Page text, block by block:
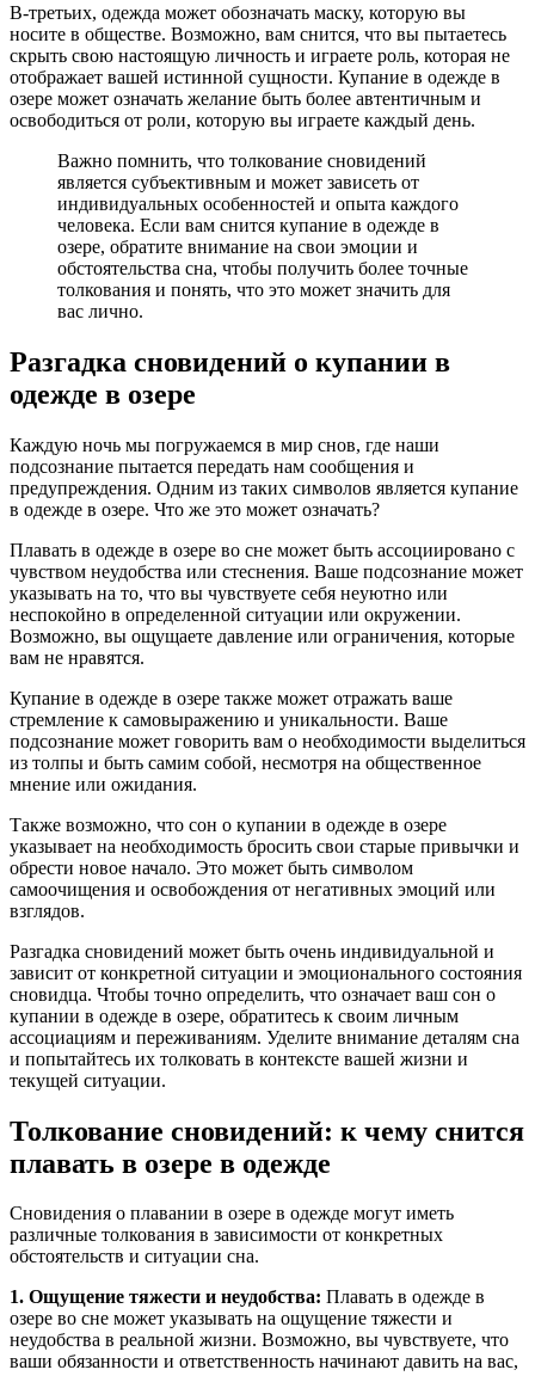
В-третьих, одежда может обозначать маску, которую вы
носите в обществе. Возможно, вам снится, что вы пытаетесь
скрыть свою настоящую личность и играете роль, которая не
отображает вашей истинной сущности. Купание в одежде в
озере может означать желание быть более автентичным и
освободиться от роли, которую вы играете каждый день.
Важно помнить, что толкование сновидений
является субъективным и может зависеть от
индивидуальных особенностей и опыта каждого
человека. Если вам снится купание в одежде в
озере, обратите внимание на свои эмоции и
обстоятельства сна, чтобы получить более точные
толкования и понять, что это может значить для
вас лично.
Разгадка сновидений о купании в
одежде в озере
Каждую ночь мы погружаемся в мир снов, где наши
подсознание пытается передать нам сообщения и
предупреждения. Одним из таких символов является купание
в одежде в озере. Что же это может означать?
Плавать в одежде в озере во сне может быть ассоциировано с
чувством неудобства или стеснения. Ваше подсознание может
указывать на то, что вы чувствуете себя неуютно или
неспокойно в определенной ситуации или окружении.
Возможно, вы ощущаете давление или ограничения, которые
вам не нравятся.
Купание в одежде в озере также может отражать ваше
стремление к самовыражению и уникальности. Ваше
подсознание может говорить вам о необходимости выделиться
из толпы и быть самим собой, несмотря на общественное
мнение или ожидания.
Также возможно, что сон о купании в одежде в озере
указывает на необходимость бросить свои старые привычки и
обрести новое начало. Это может быть символом
самоочищения и освобождения от негативных эмоций или
взглядов.
Разгадка сновидений может быть очень индивидуальной и
зависит от конкретной ситуации и эмоционального состояния
сновидца. Чтобы точно определить, что означает ваш сон о
купании в одежде в озере, обратитесь к своим личным
ассоциациям и переживаниям. Уделите внимание деталям сна
и попытайтесь их толковать в контексте вашей жизни и
текущей ситуации.
Толкование сновидений: к чему снится
плавать в озере в одежде
Сновидения о плавании в озере в одежде могут иметь
различные толкования в зависимости от конкретных
обстоятельств и ситуации сна.
1. Ощущение тяжести и неудобства: Плавать в одежде в
озере во сне может указывать на ощущение тяжести и
неудобства в реальной жизни. Возможно, вы чувствуете, что
ваши обязанности и ответственность начинают давить на вас,